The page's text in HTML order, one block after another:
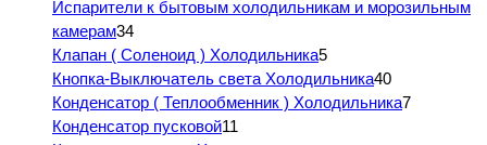
Испарители к бытовым холодильникам и морозильным
камерам34
Клапан ( Соленоид ) Холодильника5
Кнопка-Выключатель света Холодильника40
Конденсатор ( Теплообменник ) Холодильника7
Конденсатор пусковой11